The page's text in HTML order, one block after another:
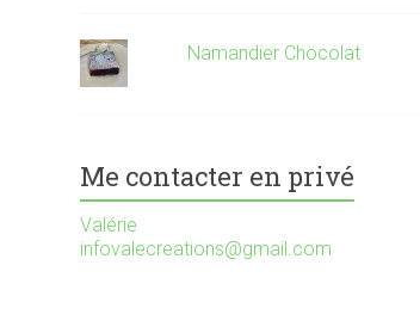
Namandier Chocolat
Me contacter en privé
Valérie
infovalecreations@gmail.com